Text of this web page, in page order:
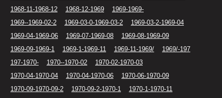
1968-11-1968-12
1968-12-1969
1969-1969-
1969--1969-02-2
1969-03-0-1969-03-2
1969-03-2-1969-04
1969-04-1969-06
1969-07-1969-08
1969-08-1969-09
1969-09-1969-1
1969-1-1969-11 1969-11-1969/
1969/-197
197-1970-
1970--1970-02
1970-02-1970-03
1970-04-1970-04
1970-04-1970-06
1970-06-1970-09
1970-09-1970-09-2
1970-09-2-1970-1
1970-1-1970-11